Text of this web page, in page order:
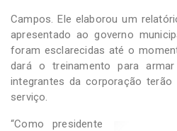
Campos. Ele elaborou um
apresentado ao governo
foram esclarecidas até o
dará o treinamento para
integrantes da corporação
serviço.
“Como presidente